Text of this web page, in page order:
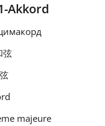
Akkord
弦
majeure